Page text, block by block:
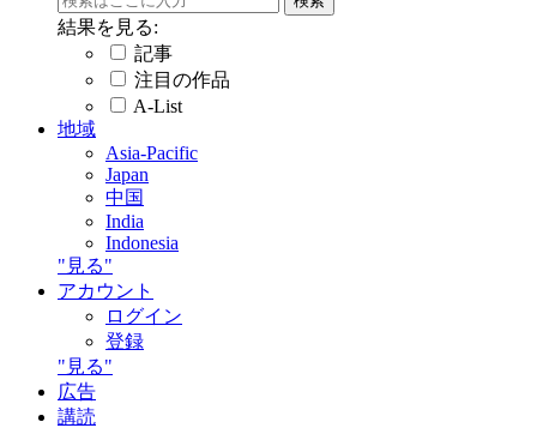
結果を見る:
記事
注目の作品
A-List
地域
Asia-Pacific
Japan
中国
India
Indonesia
"見る"
アカウント
ログイン
登録
"見る"
広告
講読